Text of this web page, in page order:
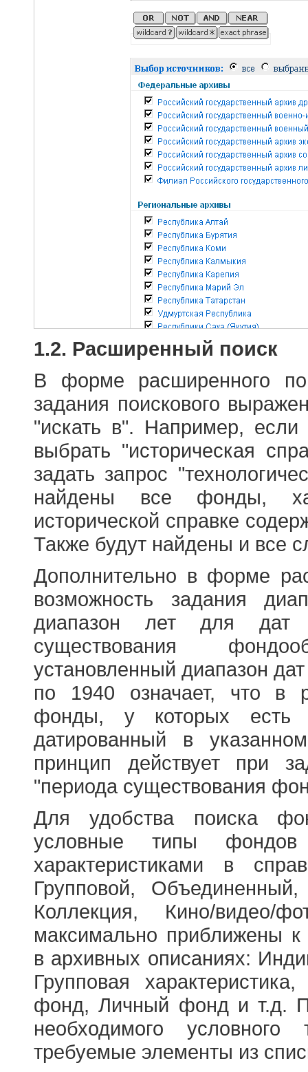
1.2. Расширенный поиск
В форме расширенного
задания поискового
"искать в". Например,
выбрать "историческая
задать запрос
найдены все фонды,
исторической справке
Также будут найдены и все
Дополнительно в форме
возможность задания
диапазон лет для
существования
установленный диапазон
по 1940 означает, что в
фонды, у которых есть
датированный в
принцип действует при
"периода существования
Для удобства поиска
условные типы
характеристиками в
Групповой,
Коллекция, Кино/
максимально приближены
в архивных описаниях:
Групповая
фонд, Личный фонд и т.д.
необходимого
требуемые элементы из